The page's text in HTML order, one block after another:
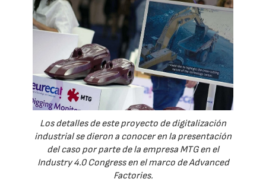
Los detalles de este proyecto de digitalización
industrial se dieron a conocer en la presentación
del caso por parte de la empresa MTG en el
Industry 4.0 Congress en el marco de Advanced
Factories.